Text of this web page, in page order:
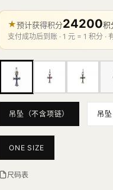
★预计获得积分24200积
支付成功后到账 · 1 元 = 1 积分 ·
吊坠（不含项链） 吊
ONE SIZE
尺码表